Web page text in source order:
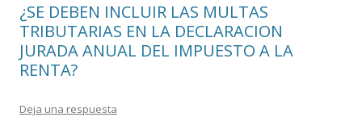
¿SE DEBEN INCLUIR LAS MULTAS
TRIBUTARIAS EN LA DECLARACION
JURADA ANUAL DEL IMPUESTO A LA
RENTA?
Deja una respuesta